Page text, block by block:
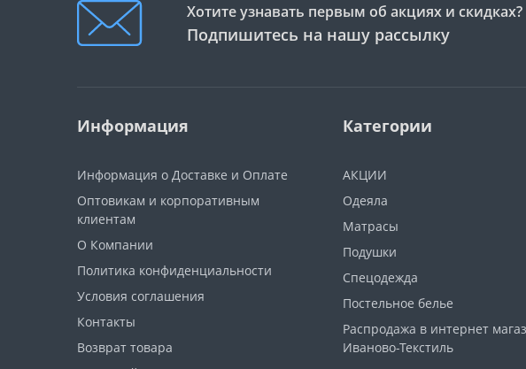
Хотите узнавать первым об акциях и скидках?
Подпишитесь на нашу рассылку
Информация
Информация о Доставке и Оплате
Оптовикам и корпоративным
клиентам
О Компании
Политика конфиденциальности
Условия соглашения
Контакты
Возврат товара
Категории
АКЦИИ
Одеяла
Матрасы
Подушки
Спецодежда
Постельное белье
Распродажа в интернет
Иваново-Текстиль